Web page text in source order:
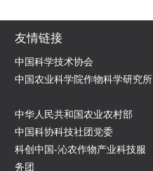
友情链接
中国科学技术协会
中国农业科学院作物科学研究所
中华人民共和国农业农村部
中国科协科技社团党委
科创中国-沁农作物产业科技服
务团